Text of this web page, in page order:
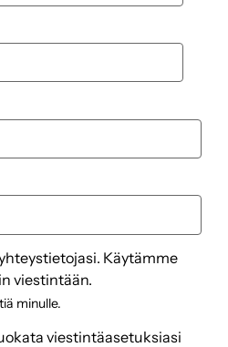
Käytämme
viestintään.
minulle.
viestintäasetuksiasi